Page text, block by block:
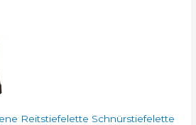
Reitstiefelette Schnürstiefelette